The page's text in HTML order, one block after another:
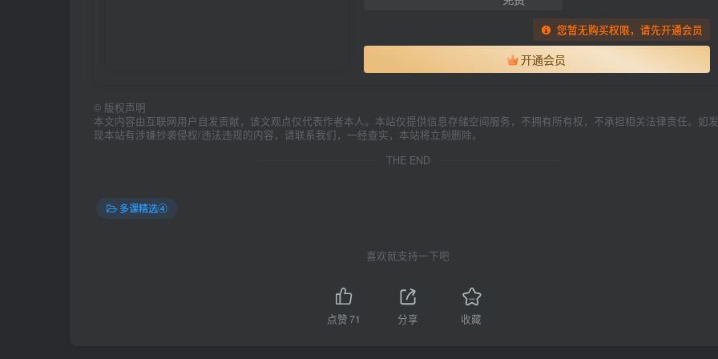
您暂无购买权限，请先开通会员
开通会员
© 版权声明
本文内容由互联网用户自发贡献，该文观点仅代表作者本人。本站仅提供信息存储空间服务，不拥有所有权，不承担相关法律责任。如发
现本站有涉嫌抄袭侵权/违法违规的内容，请联系我们，一经查实，本站将立刻删除。
THE END
多课精选④
喜欢就支持一下吧
点赞71 分享 收藏